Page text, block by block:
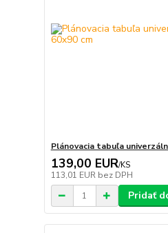
Plánovacia tabuľa
139,00 EUR/KS
113,01 EUR bez DPH
Pridať